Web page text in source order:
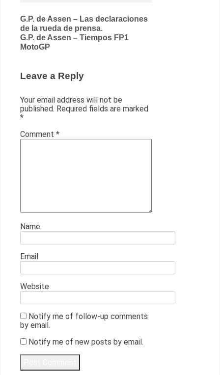
Post
navigation
G.P. de Assen – Las declaraciones
de la rueda de prensa.
G.P. de Assen – Tiempos FP1
MotoGP
Leave a Reply
Your email address will not be
published. Required fields are marked
*
Comment *
Name
Email
Website
Notify me of follow-up comments
by email.
Notify me of new posts by email.